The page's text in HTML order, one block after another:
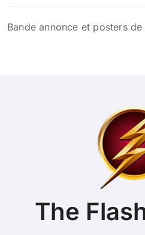
Bande annonce et posters
The